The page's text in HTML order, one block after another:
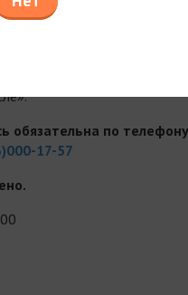
мастер класс)
Как разобраться на
БТХ-А + нити.
обязательна по телефону
17-57